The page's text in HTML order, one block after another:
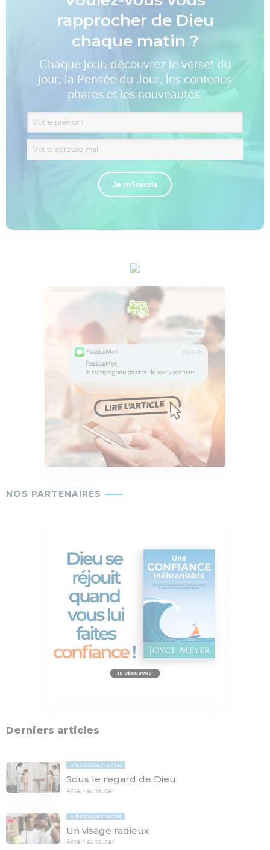
rapprocher de Dieu
chaque matin ?
Chaque jour, découvrez le verset du
jour, la Pensée du Jour, les contenus
phares et les nouveautés.
Je m'inscris
Derniers articles
MESSAGE TEXTE
Sous le regard de Dieu
Aline Neuhauser
MESSAGE TEXTE
Un visage radieux
Aline Neuhauser